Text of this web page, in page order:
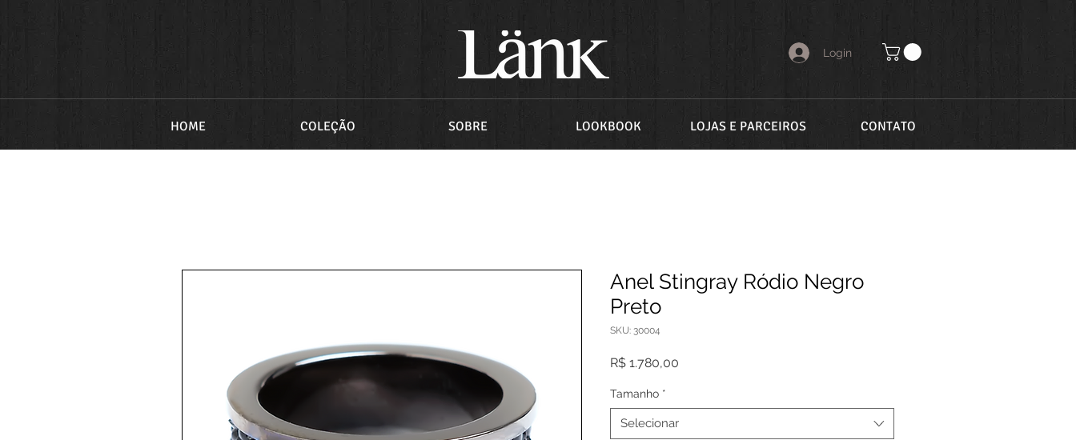
Login
HOME COLEÇÃO SOBRE LOOKBOOK LOJAS E PARCEIROS CONTATO
Anel Stingray Ródio Negro
Preto
SKU: 30004
R$ 1.780,00
Tamanho *
Selecionar